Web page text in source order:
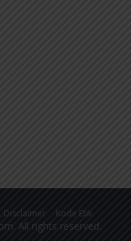
Disclaimer Kode Etik
All rights reserved.